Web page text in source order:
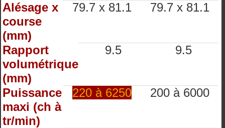
Alésage x
course
(mm)
79.7 x 81.1 79.7 x 81.1
Rapport
volumétrique
(mm)
9.5 9.5
Puissance
maxi (ch à
tr/min)
220 à 6250 200 à 6000